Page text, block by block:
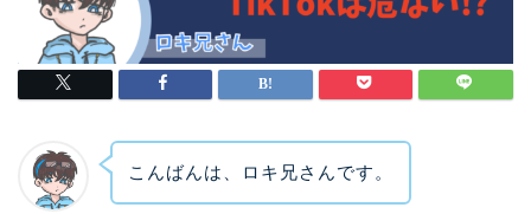
こんばんは、ロキ兄さんです。